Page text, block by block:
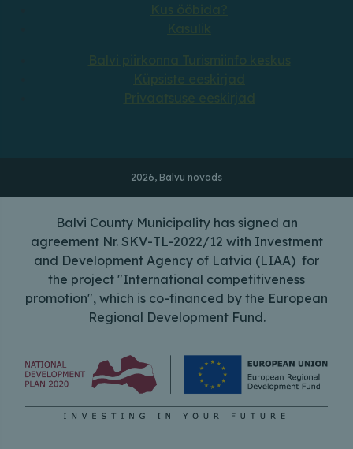
Kus ööbida?
Kasulik
Balvi piirkonna Turismiinfo keskus
Küpsiste eeskirjad
Privaatsuse eeskirjad
2026, Balvu novads
Balvi County Municipality has signed an
agreement Nr. SKV-TL-2022/12 with Investment
and Development Agency of Latvia (LIAA) for
the project "International competitiveness
promotion", which is co-financed by the European
Regional Development Fund.